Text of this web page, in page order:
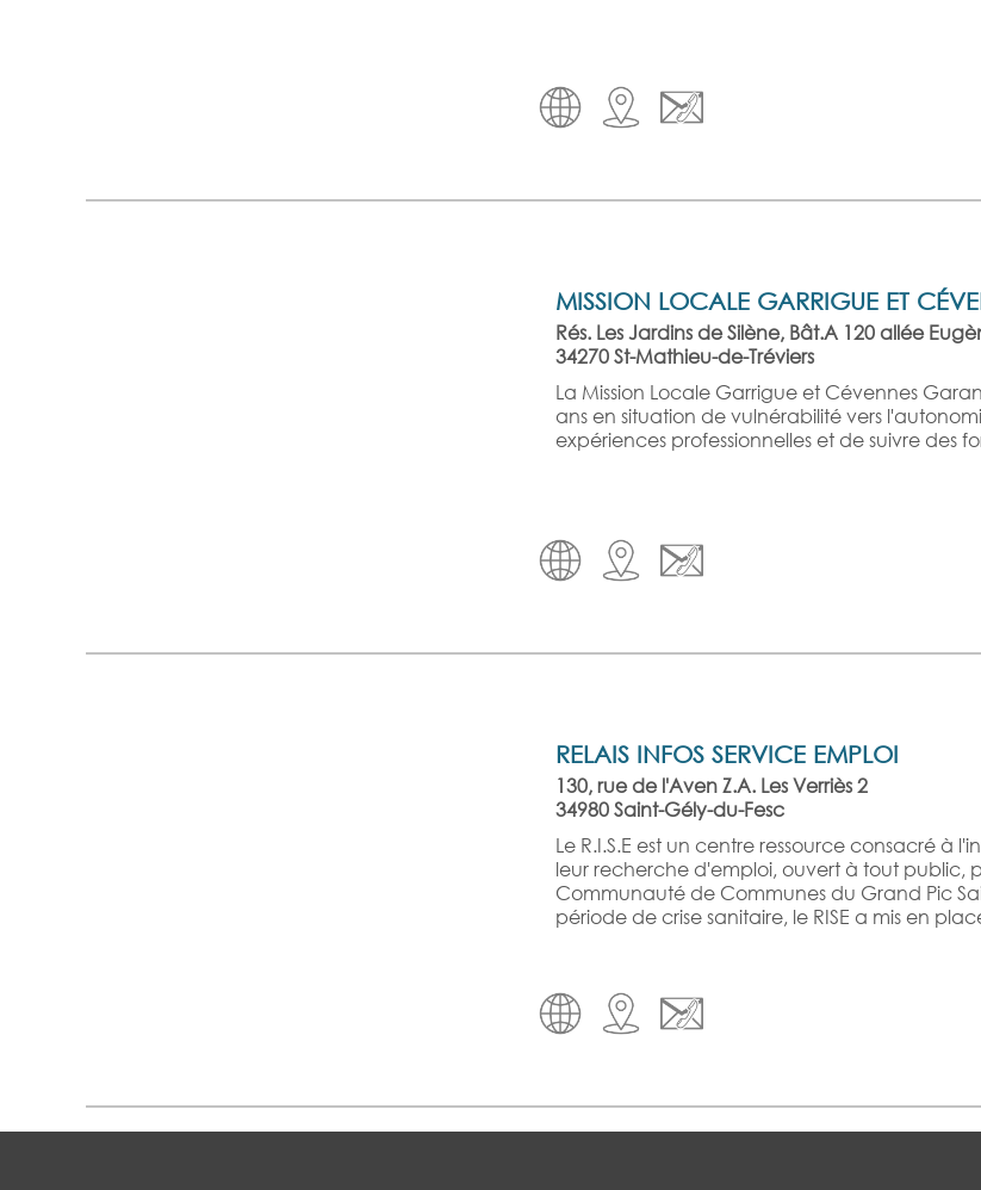
MISSION LOCALE GARRIGUE ET
Rés. Les Jardins de Silène, Bât.A 120 allée
34270 St-Mathieu-de-Tréviers
La Mission Locale Garrigue et Cévennes
ans en situation de vulnérabilité vers
expériences professionnelles et de suivre
RELAIS INFOS SERVICE EMPLOI
130, rue de l'Aven Z.A. Les Verriès 2
34980 Saint-Gély-du-Fesc
Le R.I.S.E est un centre ressource consacré
leur recherche d'emploi, ouvert à tout public,
Communauté de Communes du Grand Pic
période de crise sanitaire, le RISE a mis en